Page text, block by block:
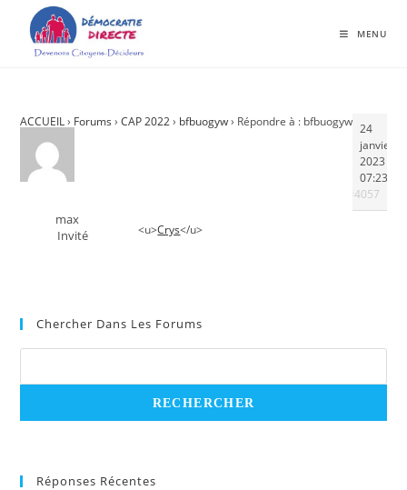
MENU
ACCUEIL › Forums › CAP 2022 › bfbuogyw › Répondre à : bfbuogyw 24
janvier
2023 à
07:23
#4057
max
Invité
<u>Crys</u>
Chercher Dans Les Forums
Réponses Récentes